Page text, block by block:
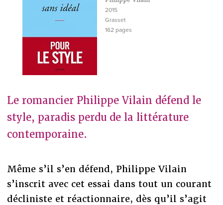
2015
Grasset
162 pages
Le romancier Philippe Vilain défend le
style, paradis perdu de la littérature
contemporaine.
Même s’il s’en défend, Philippe Vilain
s’inscrit avec cet essai dans tout un courant
décliniste et réactionnaire, dès qu’il s’agit